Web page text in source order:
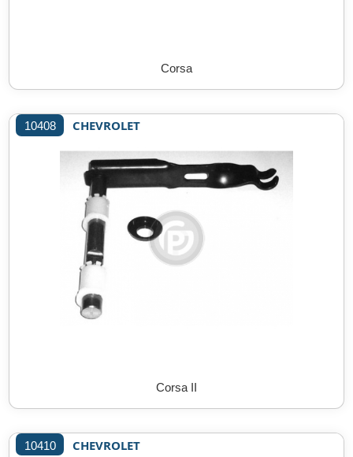
Corsa
10408 CHEVROLET
Corsa II
10410 CHEVROLET